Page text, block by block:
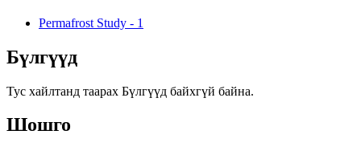
Permafrost Study - 1
Бүлгүүд
Тус хайлтанд таарах Бүлгүүд байхгүй байна.
Шошго